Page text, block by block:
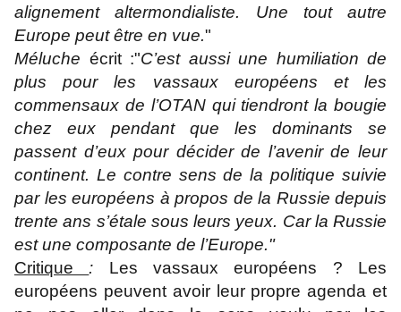
alignement altermondialiste. Une tout autre
Europe peut être en vue."
Méluche écrit :"C’est aussi une humiliation de
plus pour les vassaux européens et les
commensaux de l’OTAN qui tiendront la bougie
chez eux pendant que les dominants se
passent d’eux pour décider de l’avenir de leur
continent. Le contre sens de la politique suivie
par les européens à propos de la Russie depuis
trente ans s’étale sous leurs yeux. Car la Russie
est une composante de l’Europe."
Critique
: Les vassaux européens ? Les
européens peuvent avoir leur propre agenda et